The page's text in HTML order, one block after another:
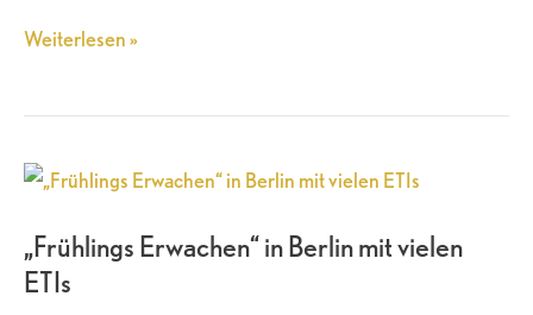
Weiterlesen »
„Frühlings Erwachen“ in Berlin mit vielen
ETIs
„Frühlings
Berlin